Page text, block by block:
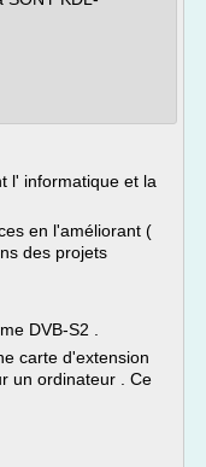
l' informatique et la
en l'améliorant (
des projets
DVB-S2 .
carte d'extension
un ordinateur . Ce